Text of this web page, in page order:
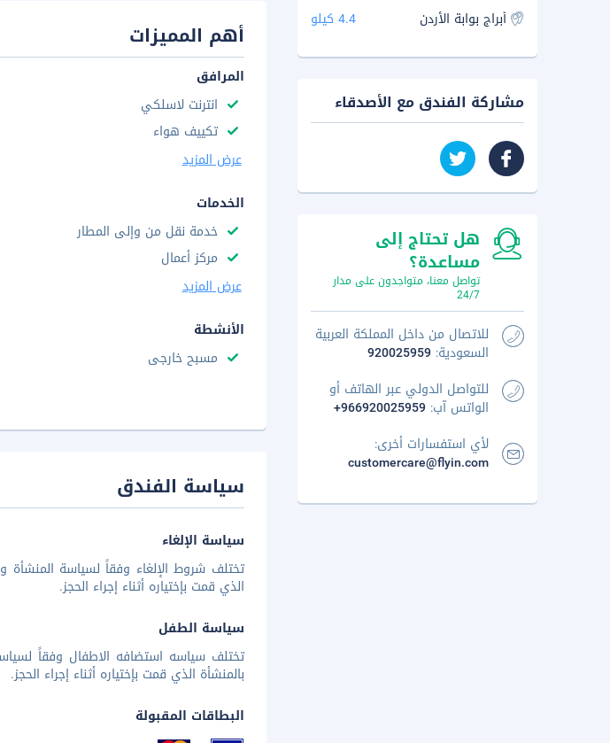
أهم المميزات
المرافق
انترنت لاسلكي
تكييف هواء
عرض المزيد
الخدمات
خدمة نقل من وإلى المطار
مركز أعمال
عرض المزيد
الأنشطة
مسبح خارجى
سياسة الفندق
سياسة الإلغاء
تختلف شروط الإلغاء وفقاً لسياسة المنشأة
الذي قمت بإختياره أثناء إجراء الحجز.
سياسة الطفل
تختلف سياسه استضافه الاطفال وفقاً
بالمنشأة الذي قمت بإختياره أثناء إجراء الحجز.
البطاقات المقبولة
أبراج بوابة الأردن
4.4 كيلو
مشاركة الفندق مع الأصدقاء
هل تحتاج إلى
مساعدة؟
تواصل معنا، متواجدون على مدار
24/7
للاتصال من داخل المملكة العربية
السعودية: 920025959
للتواصل الدولي عبر الهاتف أو
الواتس آب: +966920025959
لأي استفسارات أخرى:
customercare@flyin.com